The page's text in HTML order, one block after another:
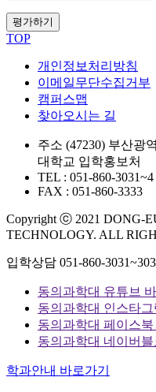
평가하기
TOP
개인정보처리방침
이메일무단수집거부
캠퍼스맵
찾아오시는 길
주소 (47230) 부산광
대학교 입학홍보처
TEL : 051-860-3031~4
FAX : 051-860-3333
Copyright ⓒ 2021 DONG-
TECHNOLOGY. ALL
입학상담 051-860-
동의과학대 유튜브 바
동의과학대 인스타그
동의과학대 페이스북
동의과학대 네이버블
학과안내 바로가기